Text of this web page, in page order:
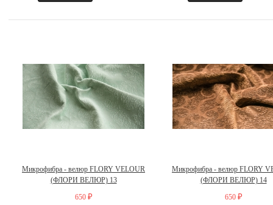
Микрофибра - велюр FLORY VELOUR
(ФЛОРИ ВЕЛЮР) 13
650 ₽
Микрофибра - велюр FLORY
(ФЛОРИ ВЕЛЮР) 14
650 ₽